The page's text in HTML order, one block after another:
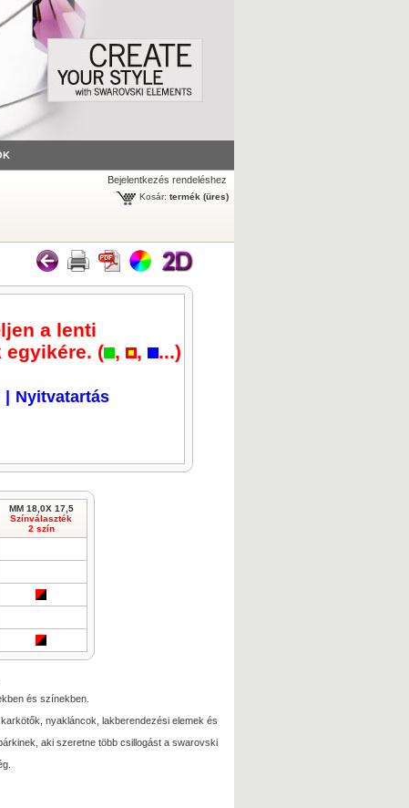
Bejelentkezés rendeléshez
Kosár: termék (üres)
a lenti
egyikére. ( , , ...)
Nyitvatartás
MM 18,0X 17,5
Színválaszték
2 szín
és színekben.
nyakláncok, lakberendezési elemek és
aki szeretne több csillogást a swarovski